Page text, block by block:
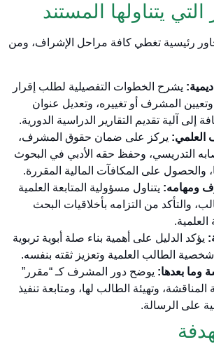
يتناولها المستند
رئيسية تغطي كافة مراحل الإشراف، ومن
يشرح الخطوات التفصيلية لطلب إقرار
المشرف أو تغييره، وتعديل عنوان
إلى آلية تقديم التقارير الدراسية الدورية.
يركز على ضمان حقوق المشرف،
التدريسي، وحفظ حقه الأدبي في البحوث
والحصول على المكافآت المالية المقررة.
ومهامه: يتناول مسؤولية المتابعة العلمية
والتأكد من التزامه بأخلاقيات البحث
العلمية.
يؤكد الدليل على أهمية بناء صلة أبوية تربوية
الطالب العلمية وتعزيز ثقته بنفسه.
وما بعدها: يوضح دور المشرف كـ “مقرر”
وتهيئة الطالب لها، ومتابعة تنفيذ
على الرسالة.